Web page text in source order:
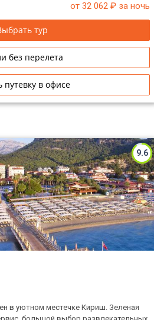
от 32 062 ₽ за ночь
тур
без перелета
путевку в офисе
9.6
в уютном местечке Кириш. Зеленая